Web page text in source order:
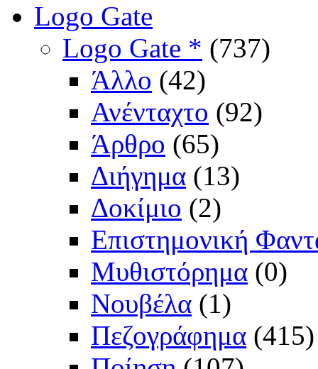
Logo Gate
Logo Gate * (737)
Άλλο (42)
Ανένταχτο (92)
Άρθρο (65)
Διήγημα (13)
Δοκίμιο (2)
Επιστημονική
Μυθιστόρημα (0)
Νουβέλα (1)
Πεζογράφημα (415)